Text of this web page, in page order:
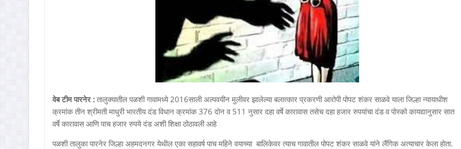
वेब टीम पारनेर : तालुक्यातील पळशी गावामध्ये 2016साली अल्पवयीन मुलीवर झालेल्या बलात्कार प्रकरणी आरोपी पोपट शंकर साळवे याला जिल्हा न्यायाधीश
क्रमांक तीन श्रीमती माधुरी भारतीय दंड विधान क्रमांक 376 दोन व 511 नुसार दहा वर्षे कारावास तसेच दहा हजार रुपयांचा दंड व पोस्को कायद्यानुसार सात
वर्षे कारावास आणि पाच हजार रुपये दंड अशी शिक्षा ठोठावली आहे
पळशी तालुका पारनेर जिल्हा अहमदनगर येथील एका सहावर्ष पाच महिने वयाच्या बालिकेवर त्याच गावातील पोपट शंकर साळवे यांने लैंगिक अत्याचार केला होता.